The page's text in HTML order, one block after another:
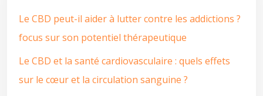
Le CBD peut-il aider à lutter contre les addictions ?
focus sur son potentiel thérapeutique
Le CBD et la santé cardiovasculaire : quels effets
sur le cœur et la circulation sanguine ?